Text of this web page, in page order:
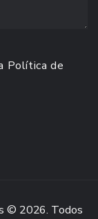
Política de
© 2026. Todos